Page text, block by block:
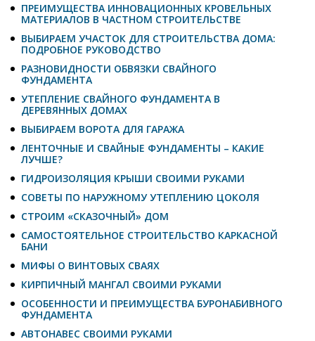
ПРЕИМУЩЕСТВА ИННОВАЦИОННЫХ КРОВЕЛЬНЫХ
МАТЕРИАЛОВ В ЧАСТНОМ СТРОИТЕЛЬСТВЕ
ВЫБИРАЕМ УЧАСТОК ДЛЯ СТРОИТЕЛЬСТВА ДОМА:
ПОДРОБНОЕ РУКОВОДСТВО
РАЗНОВИДНОСТИ ОБВЯЗКИ СВАЙНОГО
ФУНДАМЕНТА
УТЕПЛЕНИЕ СВАЙНОГО ФУНДАМЕНТА В
ДЕРЕВЯННЫХ ДОМАХ
ВЫБИРАЕМ ВОРОТА ДЛЯ ГАРАЖА
ЛЕНТОЧНЫЕ И СВАЙНЫЕ ФУНДАМЕНТЫ – КАКИЕ
ЛУЧШЕ?
ГИДРОИЗОЛЯЦИЯ КРЫШИ СВОИМИ РУКАМИ
СОВЕТЫ ПО НАРУЖНОМУ УТЕПЛЕНИЮ ЦОКОЛЯ
СТРОИМ «СКАЗОЧНЫЙ» ДОМ
САМОСТОЯТЕЛЬНОЕ СТРОИТЕЛЬСТВО КАРКАСНОЙ
БАНИ
МИФЫ О ВИНТОВЫХ СВАЯХ
КИРПИЧНЫЙ МАНГАЛ СВОИМИ РУКАМИ
ОСОБЕННОСТИ И ПРЕИМУЩЕСТВА БУРОНАБИВНОГО
ФУНДАМЕНТА
АВТОНАВЕС СВОИМИ РУКАМИ